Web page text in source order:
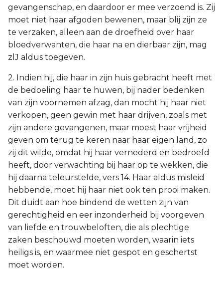
gevangenschap, en daardoor er mee verzoend is. Zij
moet niet haar afgoden bewenen, maar blij zijn ze
te verzaken, alleen aan de droefheid over haar
bloedverwanten, die haar na en dierbaar zijn, mag
zlJ aldus toegeven.
2. Indien hij, die haar in zijn huis gebracht heeft met
de bedoeling haar te huwen, bij nader bedenken
van zijn voornemen afzag, dan mocht hij haar niet
verkopen, geen gewin met haar drijven, zoals met
zijn andere gevangenen, maar moest haar vrijheid
geven om terug te keren naar haar eigen land, zo
zij dit wilde, omdat hij haar vernederd en bedroefd
heeft, door verwachting bij haar op te wekken, die
hij daarna teleurstelde, vers 14. Haar aldus misleid
hebbende, moet hij haar niet ook ten prooi maken.
Dit duidt aan hoe bindend de wetten zijn van
gerechtigheid en eer inzonderheid bij voorgeven
van liefde en trouwbeloften, die als plechtige
zaken beschouwd moeten worden, waarin iets
heiligs is, en waarmee niet gespot en geschertst
moet worden.